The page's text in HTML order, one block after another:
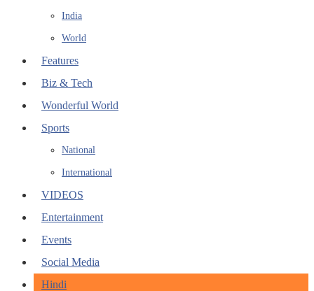
India
World
Features
Biz & Tech
Wonderful World
Sports
National
International
VIDEOS
Entertainment
Events
Social Media
Hindi